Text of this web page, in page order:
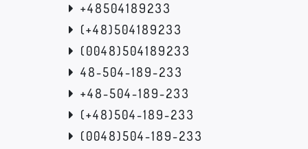
+48504189233
(+48)504189233
(0048)504189233
48-504-189-233
+48-504-189-233
(+48)504-189-233
(0048)504-189-233